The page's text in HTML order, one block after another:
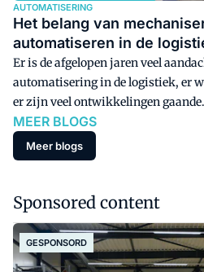
AUTOMATISERING
Het belang van
automatiseren in de
Er is de afgelopen jaren veel
automatisering in de logistiek, er
er zijn veel ontwikkelingen
schaalbaar, verplaatsbaar en
marktsegment dat eerder te klein
automatisering.
MEER BLOGS
Meer blogs
Sponsored content
GESPONSORD